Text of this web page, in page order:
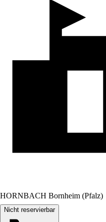
HORNBACH Bornheim (Pfalz)
Nicht reservierbar